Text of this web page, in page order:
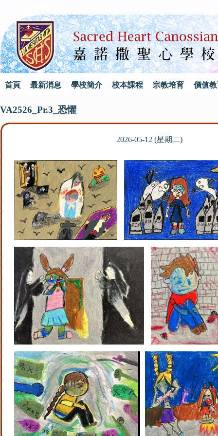
首頁 最新消息 學校簡介 校本課程 宗教培育 價值
VA2526_Pr.3_恐懼
2026-05-12 (星期二)